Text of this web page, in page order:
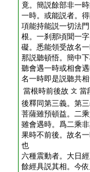
竟。簡説餘部非一
一時。或能説者。
項能持能説一切法
根。一刹那頃聞一
礙。悉能領受故名
那説聽頓悟。簡中
聽會遇一時或相會
名一時即是説聽共
當根時前後故 文 當
後釋同第三義。第
菩薩雖預頓益。二
雖會遇時。爲二乘
果時不前後。故名
也
六種震動者。大日
餘經具説其相。今